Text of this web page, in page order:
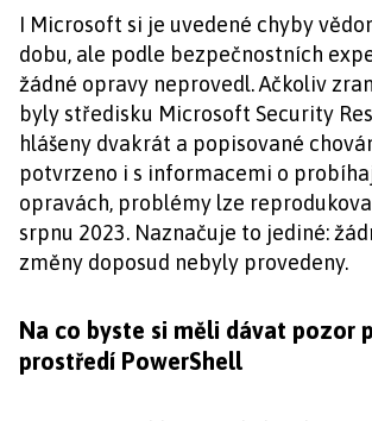
I Microsoft si je uvedené chyby
dobu, ale podle bezpečnostních
žádné opravy neprovedl. Ačkoliv
byly středisku Microsoft Security
hlášeny dvakrát a popisované
potvrzeno i s informacemi o
opravách, problémy lze
srpnu 2023. Naznačuje to jediné:
změny doposud nebyly provedeny.
Na co byste si měli dávat pozor
prostředí PowerShell